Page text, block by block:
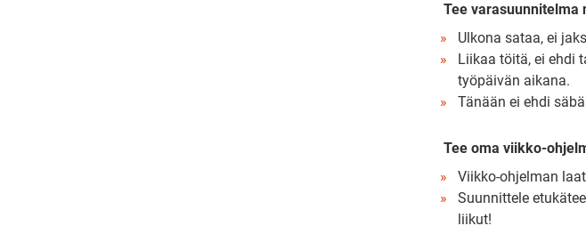
Tee varasuunnitelma
Ulkona sataa, ei
Liikaa töitä, ei ehdi
työpäivän aikana.
Tänään ei ehdi
Tee oma viikko-
Viikko-ohjelman
Suunnittele
liikut!